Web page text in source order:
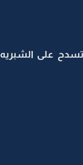
على الشبريه